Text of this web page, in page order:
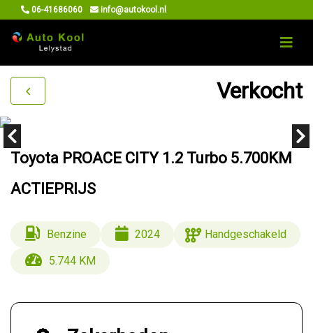
06-41686060 info@autokool.nl
Verkocht
Toyota PROACE CITY 1.2 Turbo 5.700KM
ACTIEPRIJS
Benzine 2024
Handgeschakeld
5.744 KM